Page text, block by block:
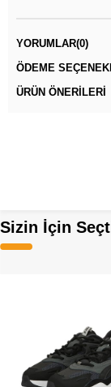
YORUMLAR(0)
ÖDEME
ÜRÜN ÖNERILERI
Sizin İçin